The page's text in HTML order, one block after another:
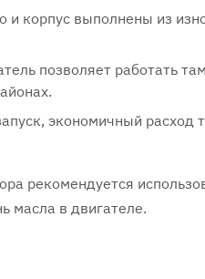
и корпус выполнены из
позволяет работать
экономичный расход
рекомендуется
масла в двигателе.